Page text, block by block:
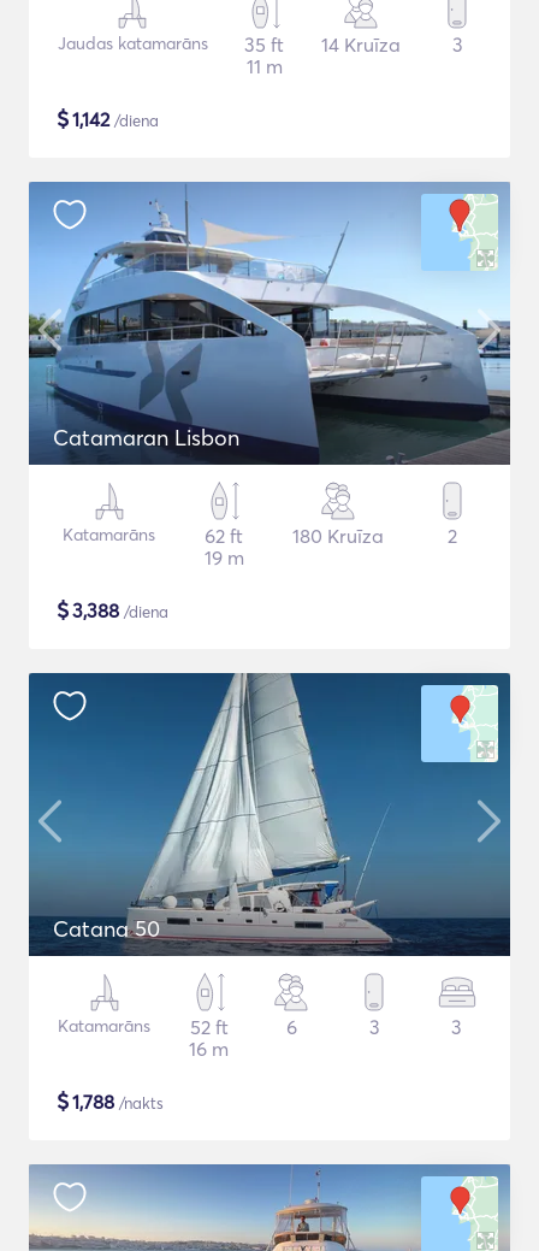
Jaudas katamarāns
35 ft
11 m
14 Kruīza 3
$1,142/diena
Catamaran Lisbon
Katamarāns
62 ft
19 m
180 Kruīza 2
$3,388 /diena
Catana 50
Katamarāns
52 ft
16 m
6 3 3
$1,788 /nakts